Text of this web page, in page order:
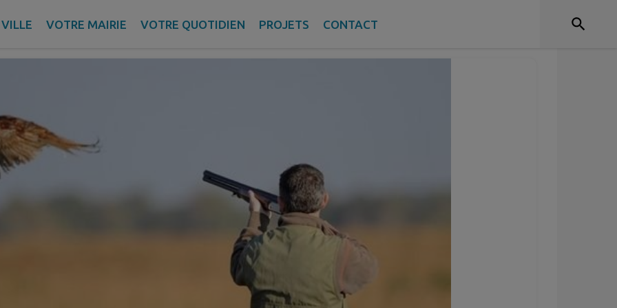
VOTRE MAIRIE VOTRE QUOTIDIEN PROJETS CONTACT
Agrées – ACCA